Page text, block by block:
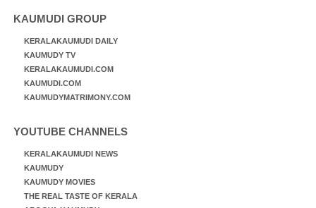
KAUMUDI GROUP
KERALAKAUMUDI DAILY
KAUMUDY TV
KERALAKAUMUDI.COM
KAUMUDI.COM
KAUMUDYMATRIMONY.COM
YOUTUBE CHANNELS
KERALAKAUMUDI NEWS
KAUMUDY
KAUMUDY MOVIES
THE REAL TASTE OF KERALA